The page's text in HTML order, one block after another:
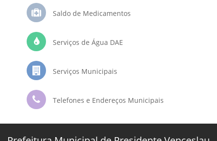
Saldo de Medicamentos
Serviços de Água DAE
Serviços Municipais
Telefones e Endereços Municipais